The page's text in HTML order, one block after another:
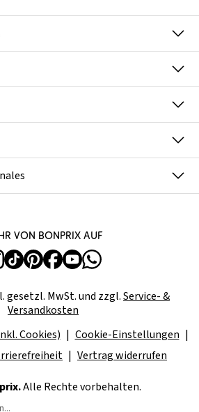
von bonprix auf
gesetzl. MwSt. und zzgl.Service- &
Versandkosten
Cookies)
Cookie-Einstellungen
Vertrag widerrufen
Alle Rechte vorbehalten.